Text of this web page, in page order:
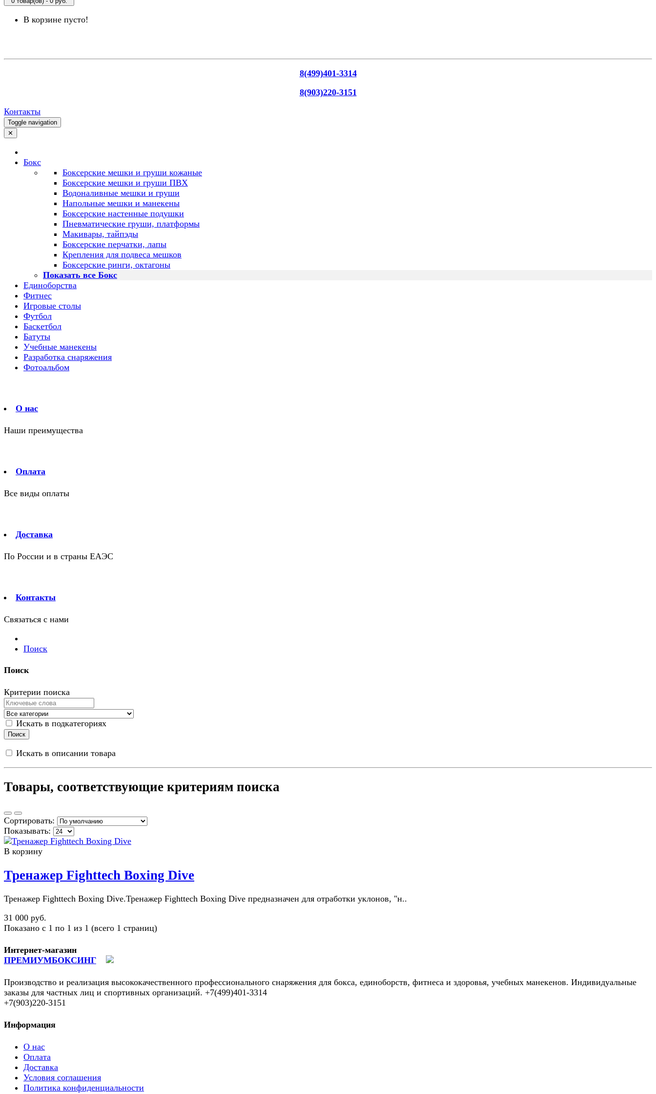
В корзине пусто!
8(499)401-3314
8(903)220-3151
Контакты
Toggle navigation
✕
Бокс
Боксерские мешки и груши кожаные
Боксерские мешки и груши ПВХ
Водоналивные мешки и груши
Напольные мешки и манекены
Боксерские настенные подушки
Пневматические груши, платформы
Макивары, тайпэды
Боксерские перчатки, лапы
Крепления для подвеса мешков
Боксерские ринги, октагоны
Показать все Бокс
Единоборства
Фитнес
Игровые столы
Футбол
Баскетбол
Батуты
Учебные манекены
Разработка снаряжения
Фотоальбом
О нас
Наши преимущества
Оплата
Все виды оплаты
Доставка
По России и в страны ЕАЭС
Контакты
Связаться с нами
Поиск
Поиск
Критерии поиска
Искать в подкатегориях
Искать в описании товара
Товары, соответствующие критериям поиска
Сортировать:
Показывать:
В корзину
Тренажер Fighttech Boxing Dive
Тренажер Fighttech Boxing Dive.Тренажер Fighttech Boxing Dive предназначен для отработки уклонов, "н..
31 000 руб.
Показано с 1 по 1 из 1 (всего 1 страниц)
Интернет-магазин
ПРЕМИУМБОКСИНГ
Производство и реализация высококачественного профессионального снаряжения для бокса, единоборств, фитнеса и здоровья, учебных манекенов. Индивидуальные
заказы для частных лиц и спортивных организаций. +7(499)401-3314
+7(903)220-3151
Информация
О нас
Оплата
Доставка
Условия соглашения
Политика конфиденциальности